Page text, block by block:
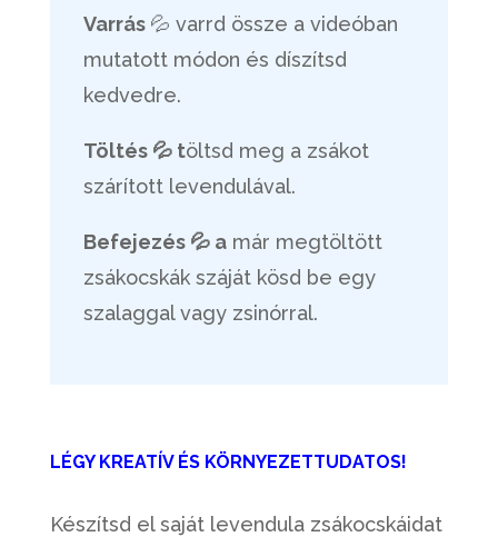
Varrás 💦 varrd össze a videóban
mutatott módon és díszítsd
kedvedre.
Töltés 💦 töltsd meg a zsákot
szárított levendulával.
Befejezés 💦 amár megtöltött
zsákocskák száját kösd be egy
szalaggal vagy zsinórral.
LÉGY KREATÍV ÉS KÖRNYEZETTUDATOS!
Készítsd el saját levendula zsákocskáidat